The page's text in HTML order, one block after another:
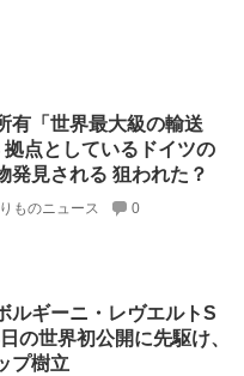
有「世界最大級の輸送
点としているドイツの
発見される 狙われた？
ものニュース 0
ルギーニ・レヴエルトS
の世界初公開に先駆け、
プ樹立